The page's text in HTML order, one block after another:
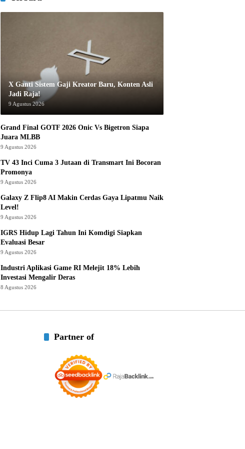
X Ganti Sistem Gaji Kreator Baru, Konten Asli
Jadi Raja!
9 Agustus 2026
Grand Final GOTF 2026 Onic Vs Bigetron Siapa
Juara MLBB
9 Agustus 2026
TV 43 Inci Cuma 3 Jutaan di Transmart Ini Bocoran
Promonya
9 Agustus 2026
Galaxy Z Flip8 AI Makin Cerdas Gaya Lipatmu Naik
Level!
9 Agustus 2026
IGRS Hidup Lagi Tahun Ini Komdigi Siapkan
Evaluasi Besar
9 Agustus 2026
Industri Aplikasi Game RI Melejit 18% Lebih
Investasi Mengalir Deras
8 Agustus 2026
Partner of